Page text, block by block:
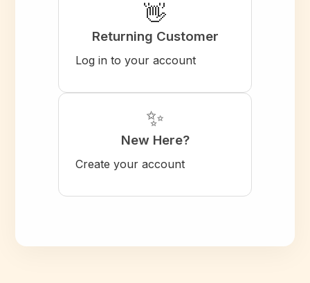
👋
Returning Customer
Log in to your account
✨
New Here?
Create your account